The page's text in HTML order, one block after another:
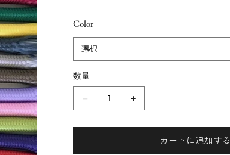
Color
数量
カートに追加する